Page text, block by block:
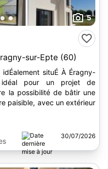
5
sur-Epte (60)
situÉ À Éragny-
la possibilité de bâtir une
paisible, avec un extérieur
|
30/07/2026